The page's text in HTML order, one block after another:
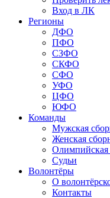
Вход в ЛК
Регионы
ДФО
ПФО
СЗФО
СКФО
СФО
УФО
ЦФО
ЮФО
Команды
Мужская
Женская
Олимпийская
Судьи
Волонтёры
О
Контакты